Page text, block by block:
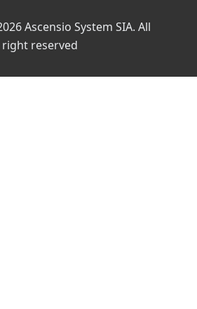
Ascensio System SIA. All
right reserved